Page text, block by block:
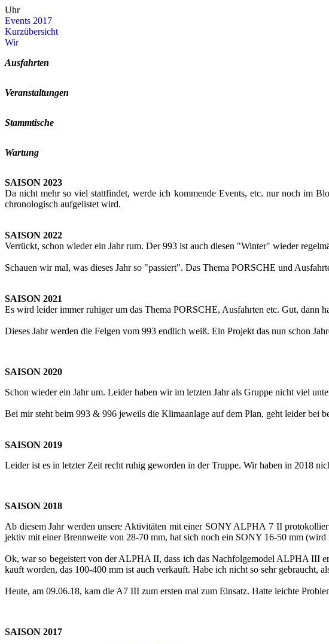
Uhr
Events 2017
Kurz­über­sicht
Wir
Aus­fahr­ten
Ver­an­stal­tun­gen
Stamm­ti­sche
War­tung
SAI­SON 2023
Da nicht mehr so viel statt­fin­det, werde ich kom­men­de Events, etc. nur noch im
chro­no­lo­gisch auf­ge­lis­tet wird.
SAI­SON 2022
Ver­rückt, schon wie­der ein Jahr rum. Der 993 ist auch die­sen "Win­ter" wie­der
Schau­en wir mal, was die­ses Jahr so "pas­siert". Das Thema POR­SCHE und
SAI­SON 2021
Es wird lei­der immer ru­hi­ger um das Thema POR­SCHE, Aus­fahr­ten etc. Gut, dann
Die­ses Jahr wer­den die Fel­gen vom 993 end­lich weiß. Ein Pro­jekt das nun schon
SAI­SON 2020
Schon wie­der ein Jahr um. Lei­der haben wir im letz­ten Jahr als Grup­pe nicht viel
Bei mir steht beim 993 & 996 je­weils die Kli­ma­an­la­ge auf dem Plan, geht lei­der bei
SAI­SON 2019
Lei­der ist es in letz­ter Zeit recht ruhig ge­wor­den in der Trup­pe. Wir haben in 2018
SAI­SON 2018
Ab die­sem Jahr wer­den un­se­re Ak­ti­vi­tä­ten mit einer SONY ALPHA 7 II
jek­tiv mit einer Brenn­wei­te von 28-70 mm, hat sich noch ein SONY 16-50 mm
Ok, war so be­geis­tert von der ALPHA II, dass ich das Nach­fol­ge­mo­del ALPHA
kauft wor­den, das 100-400 mm ist auch ver­kauft. Habe ich nicht so sehr ge­braucht,
Heute, am 09.06.18, kam die A7 III zum ers­ten mal zum Ein­satz. Hatte leich­te
SAI­SON 2017